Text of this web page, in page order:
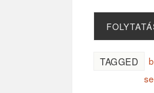
TAGGED